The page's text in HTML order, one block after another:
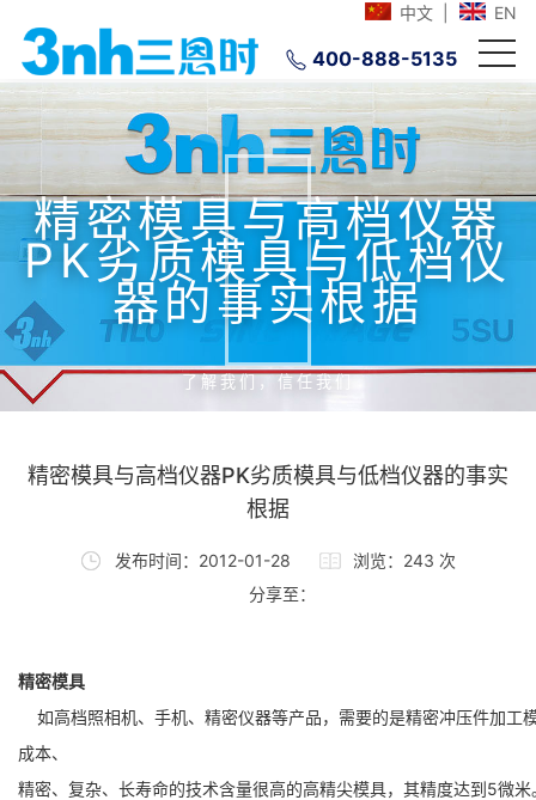
中文 EN
400-888-5135
精密模具与高档仪器
PK劣质模具与低档仪
器的事实根据
了解我们，信任我们
精密模具与高档仪器PK劣质模具与低档仪器的事实
根据
发布时间：2012-01-28
浏览：243 次
分享至：
精密模具
如高档照相机、手机、精密仪器等产品，需要的是精密冲压件加
成本、
精密、复杂、长寿命的技术含量很高的高精尖模具，其精度达到5微米